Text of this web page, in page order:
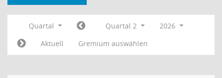
Quartal Quartal 2
2026
Aktuell
Gremium auswählen